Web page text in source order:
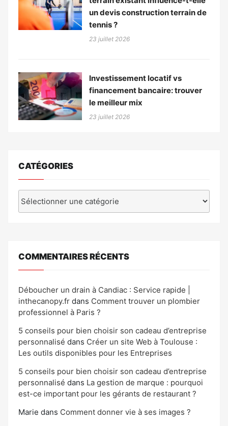
un devis construction terrain de
tennis ?
23 juillet 2026
Investissement locatif vs
financement bancaire: trouver
le meilleur mix
23 juillet 2026
CATÉGORIES
COMMENTAIRES RÉCENTS
Déboucher un drain à Candiac : Service rapide |
inthecanopy.fr dans Comment trouver un plombier
professionnel à Paris ?
5 conseils pour bien choisir son cadeau d’entreprise
personnalisé dans Créer un site Web à Toulouse :
Les outils disponibles pour les Entreprises
5 conseils pour bien choisir son cadeau d’entreprise
personnalisé dans La gestion de marque : pourquoi
est-ce important pour les gérants de restaurant ?
Marie dans Comment donner vie à ses images ?